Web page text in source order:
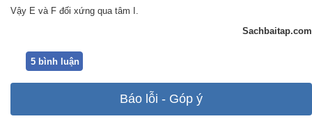
Vậy E và F đối xứng qua tâm I.
Sachbaitap.com
5 bình luận
Báo lỗi - Góp ý